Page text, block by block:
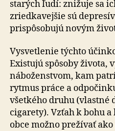
starých ľudí: znižuje sa
zriedkavejšie sú
prispôsobujú novým
Vysvetlenie týchto
Existujú spôsoby života,
náboženstvom, kam
rytmus práce a
všetkého druhu (vlastné
ci­ga­re­ty). Vzťah k bohu
obce možno prežívať